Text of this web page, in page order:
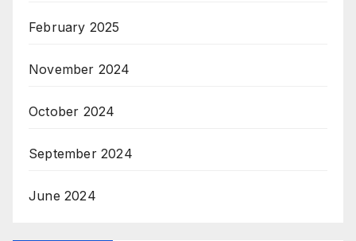
February 2025
November 2024
October 2024
September 2024
June 2024